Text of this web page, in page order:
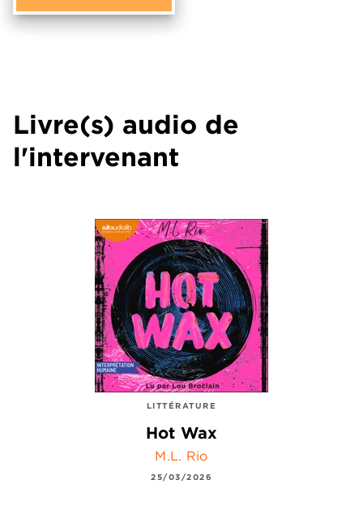
Livre(s) audio de
l'intervenant
LITTÉRATURE
Hot Wax
M.L. Rio
25/03/2026